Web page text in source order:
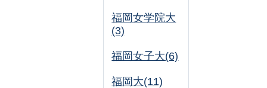
福岡女学院大
(3)
福岡女子大(6)
福岡大(11)